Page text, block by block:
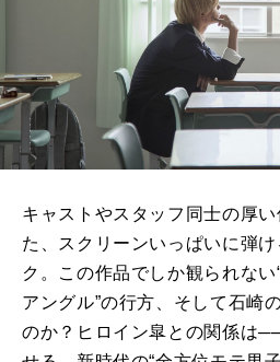
キャストやスタッフ同士の厚
た、スクリーンいっぱいに弾
ク。この作品でしか観られな
アングル”の行方、そして石崎
のか？ヒロイン皐との関係は